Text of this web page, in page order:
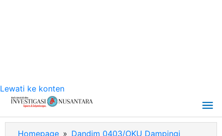
Lewati ke konten
Homepage » Dandim 0403/OKU Dampingi